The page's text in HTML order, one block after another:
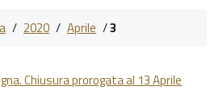
/ 2020 / Aprile /3
Chiusura prorogata al 13 Aprile